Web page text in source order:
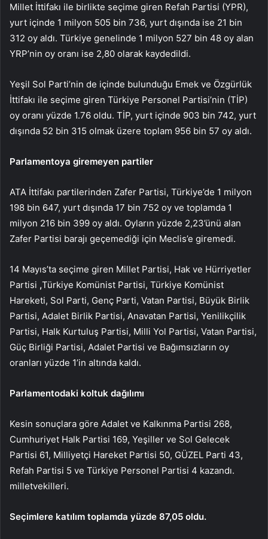
Millet İttifakı ile birlikte seçime giren Refah Partisi (YPR),
yurt içinde 1 milyon 505 bin 736, yurt dışında ise 21 bin
312 oy aldı. Türkiye genelinde 1 milyon 527 bin 48 oy alan
YRP’nin oy oranı ise 2,80 olarak kaydedildi.
Yeşil Sol Parti’nin de içinde bulunduğu Emek ve Özgürlük
İttifakı ile seçime giren Türkiye Personel Partisi’nin (TİP)
oy oranı yüzde 1.76 oldu. TİP, yurt içinde 903 bin 742, yurt
dışında 52 bin 315 olmak üzere toplam 956 bin 57 oy aldı.
Parlamentoya giremeyen partiler
ATA İttifakı partilerinden Zafer Partisi, Türkiye’de 1 milyon
198 bin 647, yurt dışında 17 bin 752 oy ve toplamda 1
milyon 216 bin 399 oy aldı. Oyların yüzde 2,23’ünü alan
Zafer Partisi barajı geçemediği için Meclis’e giremedi.
14 Mayıs’ta seçime giren Millet Partisi, Hak ve Hürriyetler
Partisi ,Türkiye Komünist Partisi, Türkiye Komünist
Hareketi, Sol Parti, Genç Parti, Vatan Partisi, Büyük Birlik
Partisi, Adalet Birlik Partisi, Anavatan Partisi, Yenilikçilik
Partisi, Halk Kurtuluş Partisi, Milli Yol Partisi, Vatan Partisi,
Güç Birliği Partisi, Adalet Partisi ve Bağımsızların oy
oranları yüzde 1’in altında kaldı.
Parlamentodaki koltuk dağılımı
Kesin sonuçlara göre Adalet ve Kalkınma Partisi 268,
Cumhuriyet Halk Partisi 169, Yeşiller ve Sol Gelecek
Partisi 61, Milliyetçi Hareket Partisi 50, GÜZEL Parti 43,
Refah Partisi 5 ve Türkiye Personel Partisi 4 kazandı.
milletvekilleri.
Seçimlere katılım toplamda yüzde 87,05 oldu.